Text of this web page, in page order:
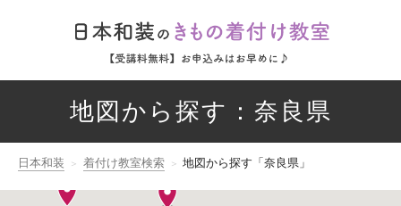
地図から探す：奈良県
日本和装 着付け教室検索 地図から探す「奈良県」